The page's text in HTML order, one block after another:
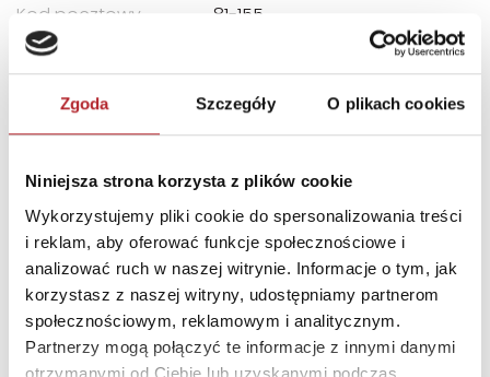
Zgoda Szczegóły O plikach cookies
Niniejsza strona korzysta z plików cookie
Wykorzystujemy pliki cookie do spersonalizowania treści
i reklam, aby oferować funkcje społecznościowe i
analizować ruch w naszej witrynie. Informacje o tym, jak
korzystasz z naszej witryny, udostępniamy partnerom
społecznościowym, reklamowym i analitycznym.
Partnerzy mogą połączyć te informacje z innymi danymi
otrzymanymi od Ciebie lub uzyskanymi podczas
Kod pocztowy
81-155
Miasto
E-mail
trefl@trefl.com